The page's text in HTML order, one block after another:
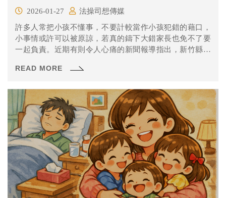
2026-01-27
法操司想傳媒
許多人常把小孩不懂事，不要計較當作小孩犯錯的藉口，
小事情或許可以被原諒，若真的鑄下大錯家長也免不了要
一起負責。近期有則令人心痛的新聞報導指出，新竹縣某
下體流血成傷案件。
READ MORE